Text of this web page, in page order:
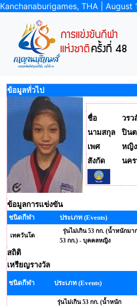
Kanchanaburigames, THA | August
ข้อมูลทั่วไป
ชื่อ
วร
นามสกุล
ปิน
เพศ
หญิง
สังกัด
นค
ข้อมูลการแข่งขัน
ชนิดกีฬา ประเภท (Events)
เทควันโด
รุ่นไม่เกิน 53 กก. (น้ำหนักมา
53 กก.) - บุคคลหญิง
สถิติ
เหรียญรางวัล
ชนิดกีฬา ประเภท (Events)
รุ่นไม่เกิน 53 กก. (น้ำหนัก